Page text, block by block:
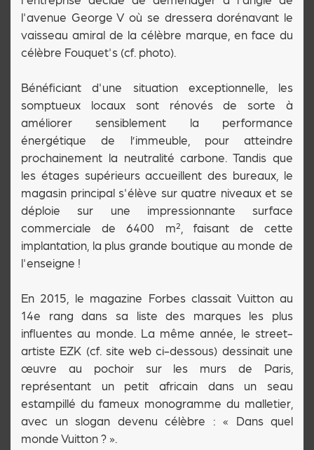
l'avenue George V où se dressera dorénavant le
vaisseau amiral de la célèbre marque, en face du
célèbre Fouquet's (cf. photo).
Bénéficiant d'une situation exceptionnelle, les
somptueux locaux sont rénovés de sorte à
améliorer sensiblement la performance
énergétique de l’immeuble, pour atteindre
prochainement la neutralité carbone. Tandis que
les étages supérieurs accueillent des bureaux, le
magasin principal s'élève sur quatre niveaux et se
déploie sur une impressionnante surface
commerciale de 6400 m², faisant de cette
implantation, la plus grande boutique au monde de
l'enseigne !
En 2015, le magazine Forbes classait Vuitton au
14e rang dans sa liste des marques les plus
influentes au monde. La même année, le street-
artiste EZK (cf. site web ci-dessous) dessinait une
œuvre au pochoir sur les murs de Paris,
représentant un petit africain dans un seau
estampillé du fameux monogramme du malletier,
avec un slogan devenu célèbre : « Dans quel
monde Vuitton ? ».